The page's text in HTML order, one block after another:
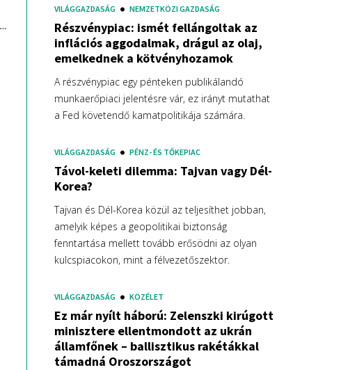
VILÁGGAZDASÁG NEMZETKÖZI GAZDASÁG
Részvénypiac: ismét fellángoltak az
inflációs aggodalmak, drágul az olaj,
emelkednek a kötvényhozamok
A részvénypiac egy pénteken publikálandó
munkaerőpiaci jelentésre vár, ez irányt mutathat
a Fed követendő kamatpolitikája számára.
VILÁGGAZDASÁG PÉNZ- ÉS TŐKEPIAC
Távol-keleti dilemma: Tajvan vagy Dél-
Korea?
Tajvan és Dél-Korea közül az teljesíthet jobban,
amelyik képes a geopolitikai biztonság
fenntartása mellett tovább erősödni az olyan
kulcspiacokon, mint a félvezetőszektor.
VILÁGGAZDASÁG KÖZÉLET
Ez már nyílt háború: Zelenszki kirúgott
minisztere ellentmondott az ukrán
államfőnek – ballisztikus rakétákkal
támadná Oroszországot